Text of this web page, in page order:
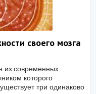
своего мозга
из современных
которого
три одинаково